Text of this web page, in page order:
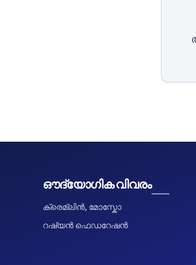
ഔദ്യോഗിക വിവരം
ക്രെമ്ലിൻ, മോസ്കോ
റഷ്യൻ ഫെഡറേഷൻ